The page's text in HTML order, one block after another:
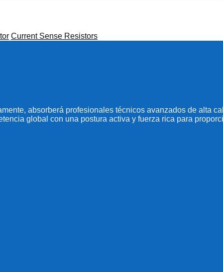
Current Sense Resistors
absorberá profesionales técnicos avanzados de alta
global con una postura activa y fuerza rica para